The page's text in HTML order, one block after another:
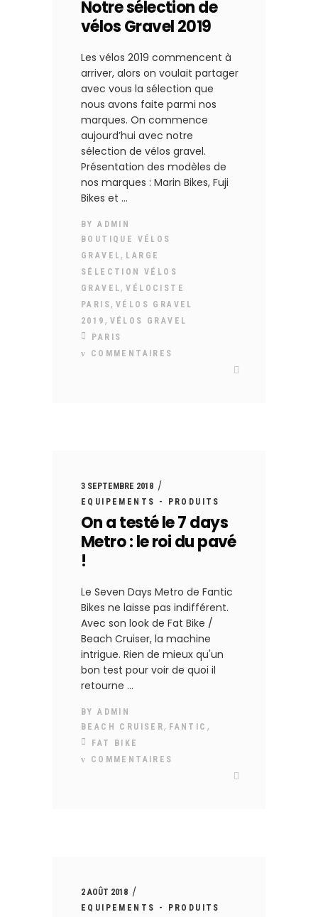
Notre sélection de
vélos Gravel 2019
Les vélos 2019 commencent à
arriver, alors on voulait partager
avec vous la sélection que
nous avons faite parmi nos
marques. On commence
aujourd’hui avec notre
sélection de vélos gravel.
Présentation des modèles de
nos marques : Marin Bikes, Fuji
Bikes et
BYADMIN
BOUTIQUE VÉLOS
GRAVEL , LARGE
SÉLECTION VÉLOS
GRAVEL ,VÉLOCISTE
PARIS, VÉLOS GRAVEL
2019 , VÉLOS GRAVEL
PARIS
COMMENTAIRES
3 SEPTEMBRE 2018
EQUIPEMENTS - PRODUITS
On a testé le 7 days
Metro : le roi du pavé
!
Le Seven Days Metro de Fantic
Bikes ne laisse pas indifférent.
Avec son look de Fat Bike /
Beach Cruiser, la machine
intrigue. Rien de mieux qu'un
bon test pour voir de quoi il
retourne
BYADMIN
BEACH CRUISER, FANTIC ,
FAT BIKE
COMMENTAIRES
2 AOÛT 2018
EQUIPEMENTS - PRODUITS